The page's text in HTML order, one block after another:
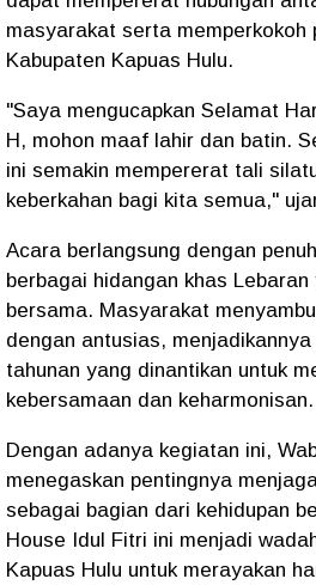
masyarakat serta memperkokoh
Kabupaten Kapuas Hulu.
"Saya mengucapkan Selamat
H, mohon maaf lahir dan batin.
ini semakin mempererat tali
keberkahan bagi kita semua,"
Acara berlangsung dengan
berbagai hidangan khas
bersama. Masyarakat
dengan antusias,
tahunan yang dinantikan untuk
kebersamaan dan keharmonisan.
Dengan adanya kegiatan ini,
menegaskan pentingnya
sebagai bagian dari kehidupan
House Idul Fitri ini menjadi
Kapuas Hulu untuk merayakan